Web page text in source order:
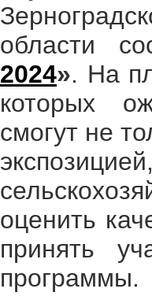
области
2024». На
которых
смогут не
оценить
принять
программы.